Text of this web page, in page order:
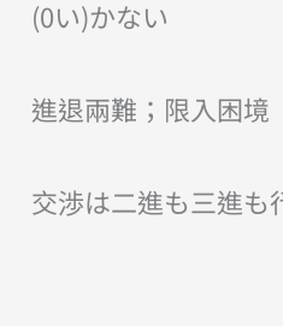
(0い)かない
進退兩難；限入困境
交渉は二進も三進も